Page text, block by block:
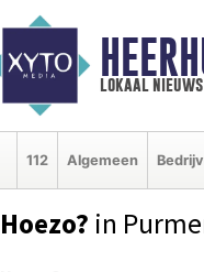
lokaal
112 Algemeen
Hoezo? in